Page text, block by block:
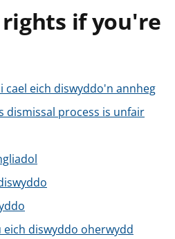
if you're
cael eich diswyddo'n annheg
dismissal process is unfair
eich diswyddo oherwydd